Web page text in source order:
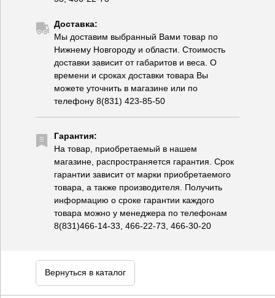
Доставка:
Мы доставим выбранный Вами товар по
Нижнему Новгороду и области. Стоимость
доставки зависит от габаритов и веса. О
времени и сроках доставки товара Вы
можете уточнить в магазине или по
телефону 8(831) 423-85-50
Гарантия:
На товар, приобретаемый в нашем
магазине, распространяется гарантия. Срок
гарантии зависит от марки приобретаемого
товара, а также производителя. Получить
информацию о сроке гарантии каждого
товара можно у менеджера по телефонам
8(831)466-14-33, 466-22-73, 466-30-20
Вернуться в каталог